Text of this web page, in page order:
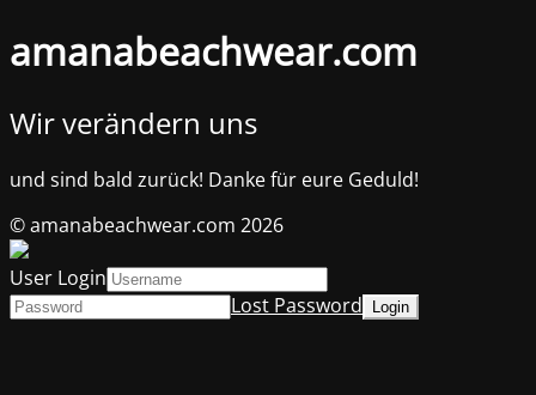
amanabeachwear.com
Wir verändern uns
und sind bald zurück! Danke für eure Geduld!
© amanabeachwear.com 2026
User Login
Lost Password